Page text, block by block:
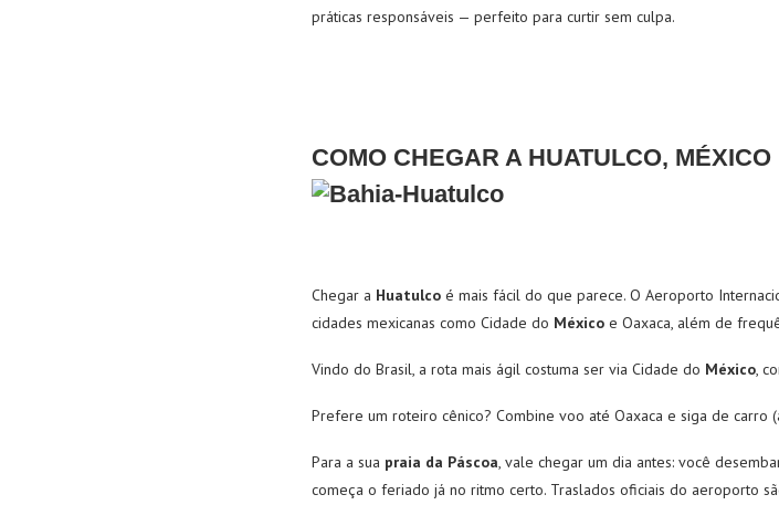
práticas responsáveis — perfeito para curtir sem culpa.
COMO CHEGAR A HUATULCO, MÉXICO
Chegar a Huatulco é mais fácil do que parece. O Aeroporto
cidades mexicanas como Cidade do México e Oaxaca, além de
Vindo do Brasil, a rota mais ágil costuma ser via Cidade do México,
Prefere um roteiro cênico? Combine voo até Oaxaca e siga de carro
Para a sua praia da Páscoa, vale chegar um dia antes: você
começa o feriado já no ritmo certo. Traslados oficiais do aeroporto